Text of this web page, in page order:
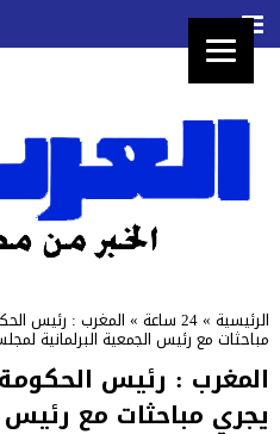
الرئيسية »24 ساعة »المغرب : رئيس
مباحثات مع رئيس الجمعية البرلمانية
المغرب : رئيس
يجري مباحثات مع رئيس